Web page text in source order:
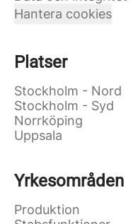
Hantera cookies
Platser
Stockholm - Nord
Stockholm - Syd
Norrköping
Uppsala
Yrkesområden
Produktion